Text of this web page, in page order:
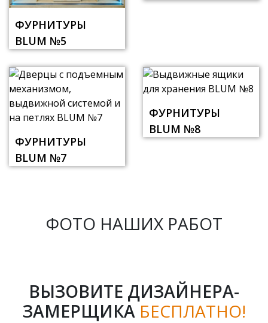
ФУРНИТУРЫ
BLUM №5
ФУРНИТУРЫ
BLUM №7
ФУРНИТУРЫ
BLUM №8
ФОТО НАШИХ РАБОТ
ВЫЗОВИТЕ ДИЗАЙНЕРА-
ЗАМЕРЩИКА БЕСПЛАТНО!